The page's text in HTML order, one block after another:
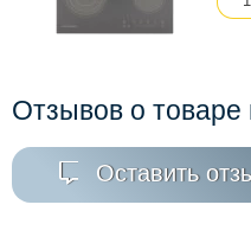
Отзывов о товаре
Оставить